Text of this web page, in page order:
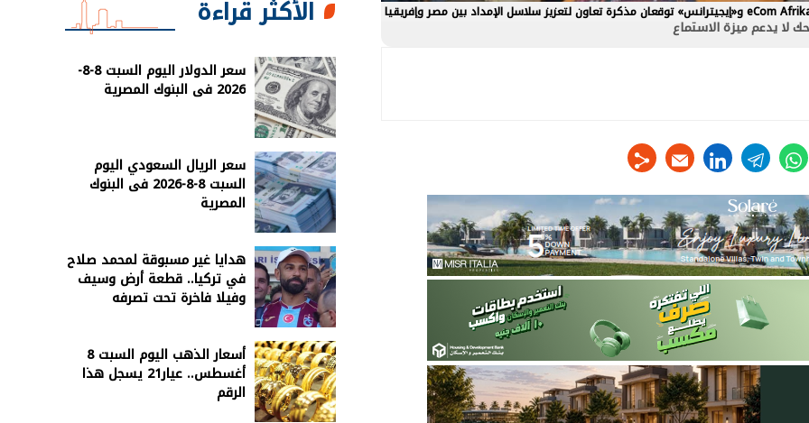
لا يدعم ميزة الاستماع
whats
telegram
linkedin
الأكثر قراءة
سعر الدولار اليوم السبت 8-8-
2026 فى البنوك المصرية
سعر الريال السعودي اليوم
السبت 8-8-2026 فى البنوك
المصرية
هدايا غير مسبوقة لمحمد صلاح
في تركيا.. قطعة أرض وسيف
وفيلا فاخرة تحت تصرفه
أسعار الذهب اليوم السبت 8
أغسطس.. عيار21 يسجل هذا
الرقم